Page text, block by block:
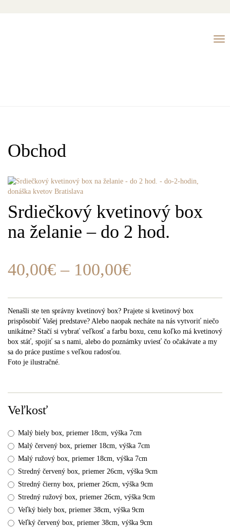
Obchod
Srdiečkový kvetinový box
na želanie – do 2 hod.
40,00€ – 100,00€
Nenašli ste ten správny kvetinový box? Prajete si kvetinový box
prispôsobiť Vašej predstave? Alebo naopak necháte na nás vytvoriť niečo
unikátne? Stačí si vybrať veľkosť a farbu boxu, cenu koľko má kvetinový
box stáť, spojiť sa s nami, alebo do poznámky uviesť čo očakávate a my
sa do práce pustíme s veľkou radosťou.
Foto je ilustračné.
Veľkosť
Malý biely box, priemer 18cm, výška 7cm
Malý červený box, priemer 18cm, výška 7cm
Malý ružový box, priemer 18cm, výška 7cm
Stredný červený box, priemer 26cm, výška 9cm
Stredný čierny box, priemer 26cm, výška 9cm
Stredný ružový box, priemer 26cm, výška 9cm
Veľký biely box, priemer 38cm, výška 9cm
Veľký červený box, priemer 38cm, výška 9cm